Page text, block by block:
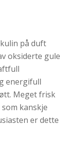
på duft
oksiderte gule
energifull
Meget frisk
kanskje
er dette